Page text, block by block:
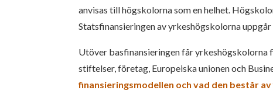
anvisas till högskolorna som en helhet.
Statsfinansieringen av yrkeshögskolorna
Utöver basfinansieringen får yrkeshögskolorna
stiftelser, företag, Europeiska unionen och
finansieringsmodellen och vad den består